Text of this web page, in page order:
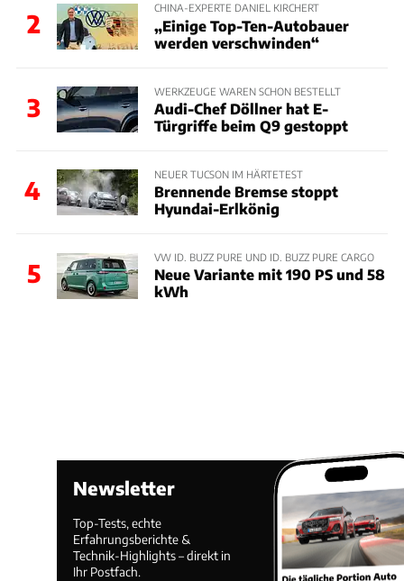
2
CHINA-EXPERTE DANIEL KIRCHERT
„Einige Top-Ten-Autobauer
werden verschwinden“
3
WERKZEUGE WAREN SCHON BESTELLT
Audi-Chef Döllner hat E-
Türgriffe beim Q9 gestoppt
4
NEUER TUCSON IM HÄRTETEST
Brennende Bremse stoppt
Hyundai-Erlkönig
5
VW ID. BUZZ PURE UND ID. BUZZ PURE CARGO
Neue Variante mit 190 PS und 58
kWh
Newsletter
Top-Tests, echte
Erfahrungsberichte &
Technik-Highlights – direkt in
Ihr Postfach.